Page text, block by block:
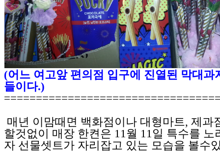
(어느 여고앞 편의점 입구에 진열된 막대과
들이다.)
매년 이맘때면 백화점이나 대형마트, 제과
할것없이 매장 한켠은 11월 11일 특수를 노
자 선물셋트가 자리잡고 있는 모습을 볼수